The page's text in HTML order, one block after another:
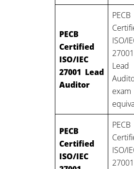
PECB
Certified
ISO/IEC
27001 Lead
Auditor
PECB
ISO/
27001
Lead
PECB
Certified
ISO/IEC
PECB
ISO/
27001